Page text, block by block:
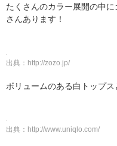
たくさんのカラー展開の中
さんあります！
出典： http://zozo.jp/
ボリュームのある白トップ
出典： http://www.uniqlo.com/